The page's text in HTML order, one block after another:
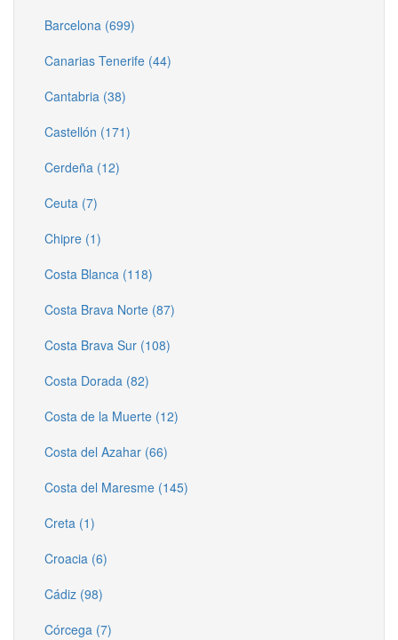
Barcelona (699)
Canarias Tenerife (44)
Cantabria (38)
Castellón (171)
Cerdeña (12)
Ceuta (7)
Chipre (1)
Costa Blanca (118)
Costa Brava Norte (87)
Costa Brava Sur (108)
Costa Dorada (82)
Costa de la Muerte (12)
Costa del Azahar (66)
Costa del Maresme (145)
Creta (1)
Croacia (6)
Cádiz (98)
Córcega (7)